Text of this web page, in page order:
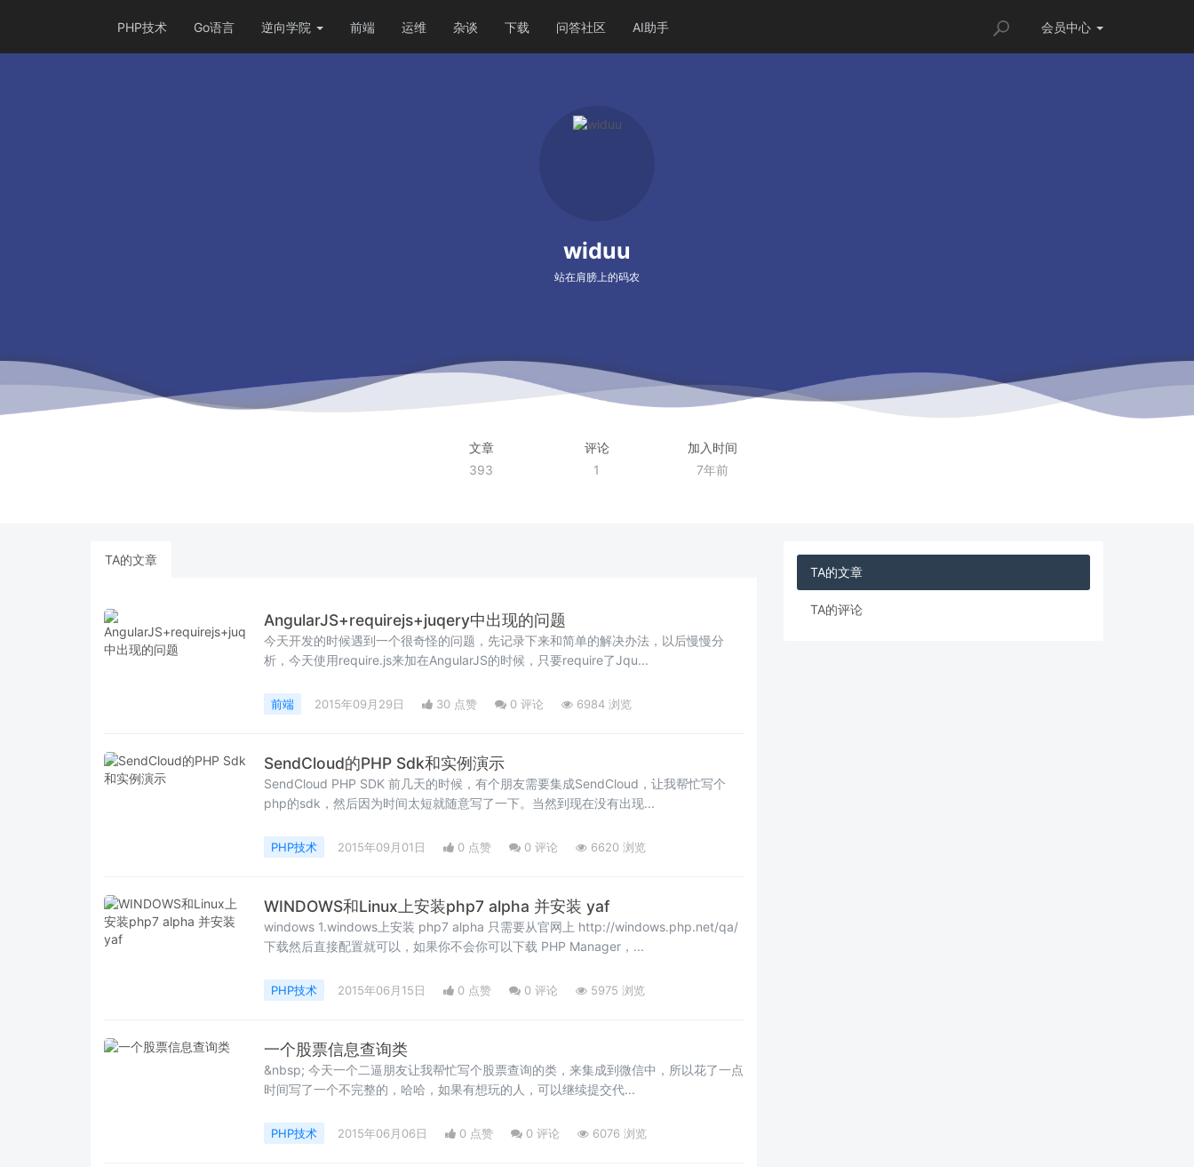
会员中心
PHP技术 Go语言 逆向学院 前端 运维 杂谈 下载 问答社区 AI助手
widuu
站在肩膀上的码农
文章
393
评论
1
加入时间
7年前
TA的文章
AngularJS+requirejs+juqery中出现的问题
今天开发的时候遇到一个很奇怪的问题，先记录下来和简单的解决办法，以后慢慢分
析，今天使用require.js来加在AngularJS的时候，只要require了Jqu...
前端 2015年09月29日 30 点赞 0 评论 6984 浏览
SendCloud的PHP Sdk和实例演示
SendCloud PHP SDK 前几天的时候，有个朋友需要集成SendCloud，让我帮忙写个
php的sdk，然后因为时间太短就随意写了一下。当然到现在没有出现...
PHP技术 2015年09月01日 0 点赞 0 评论 6620 浏览
WINDOWS和Linux上安装php7 alpha 并安装 yaf
windows 1.windows上安装 php7 alpha 只需要从官网上 http://windows.php.net/qa/
下载然后直接配置就可以，如果你不会你可以下载 PHP Manager，...
PHP技术 2015年06月15日 0 点赞 0 评论 5975 浏览
一个股票信息查询类
&nbsp; 今天一个二逼朋友让我帮忙写个股票查询的类，来集成到微信中，所以花了一点
时间写了一个不完整的，哈哈，如果有想玩的人，可以继续提交代...
PHP技术 2015年06月06日 0 点赞 0 评论 6076 浏览
TA的文章
TA的评论